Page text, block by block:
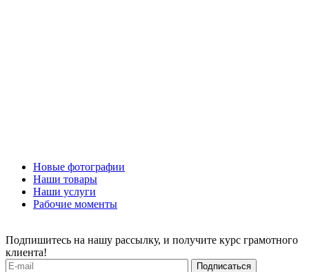
Новые фотографии
Наши товары
Наши услуги
Рабочие моменты
Подпишитесь на нашу рассылку, и получите курс грамотного
клиента!